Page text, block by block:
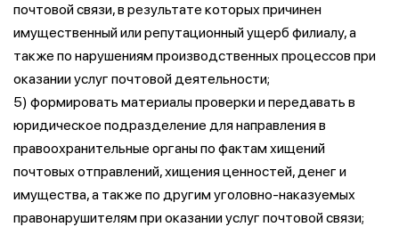
почтовой связи, в результате которых причинен
имущественный или репутационный ущерб филиалу, а
также по нарушениям производственных процессов при
оказании услуг почтовой деятельности;
5) формировать материалы проверки и передавать в
юридическое подразделение для направления в
правоохранительные органы по фактам хищений
почтовых отправлений, хищения ценностей, денег и
имущества, а также по другим уголовно-наказуемых
правонарушителям при оказании услуг почтовой связи;